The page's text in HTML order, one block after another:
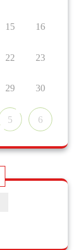
15 16
22 23
29 30
5 6